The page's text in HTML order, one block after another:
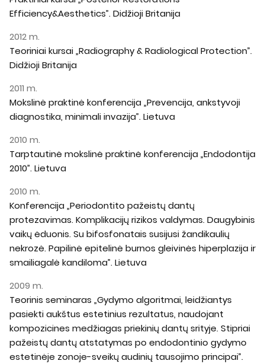
Efficiency&Aesthetics”. Didžioji Britanija
2012 m.
Teoriniai kursai „Radiography & Radiological Protection”.
Didžioji Britanija
2011 m.
Mokslinė praktinė konferencija „Prevencija, ankstyvoji
diagnostika, minimali invazija”. Lietuva
2010 m.
Tarptautinė mokslinė praktinė konferencija „Endodontija
2010”. Lietuva
2010 m.
Konferencija „Periodontito pažeistų dantų
protezavimas. Komplikacijų rizikos valdymas. Daugybinis
vaikų ėduonis. Su bifosfonatais susijusi žandikaulių
nekrozė. Papilinė epitelinė burnos gleivinės hiperplazija ir
smailiagalė kandiloma”. Lietuva
2009 m.
Teorinis seminaras „Gydymo algoritmai, leidžiantys
pasiekti aukštus estetinius rezultatus, naudojant
kompozicines medžiagas priekinių dantų srityje. Stipriai
pažeistų dantų atstatymas po endodontinio gydymo
estetinėje zonoje-sveikų audinių tausojimo principai”.